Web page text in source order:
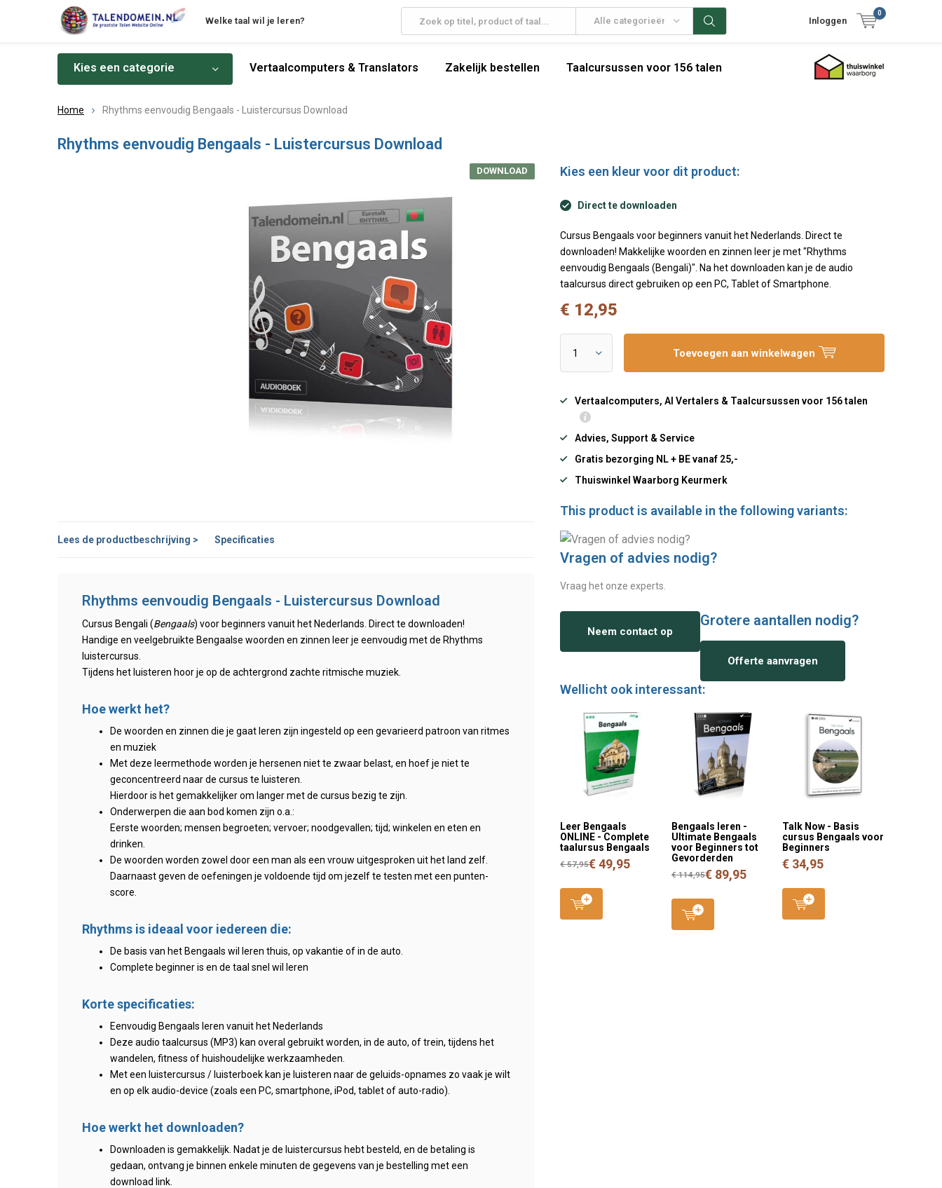
Welke taal wil je leren? Alle categorieën Inloggen
0
Kies een categorie Vertaalcomputers & Translators Zakelijk bestellen Taalcursussen voor 156 talen
Home Rhythms eenvoudig Bengaals - Luistercursus Download
Rhythms eenvoudig Bengaals - Luistercursus Download
DOWNLOAD Kies een kleur voor dit product:
Direct te downloaden
Cursus Bengaals voor beginners vanuit het Nederlands. Direct te
downloaden! Makkelijke woorden en zinnen leer je met "Rhythms
eenvoudig Bengaals (Bengali)". Na het downloaden kan je de audio
taalcursus direct gebruiken op een PC, Tablet of Smartphone.
€ 12,95
Toevoegen aan winkelwagen
Vertaalcomputers, AI Vertalers & Taalcursussen voor 156 talen
Advies, Support & Service
Gratis bezorging NL + BE vanaf 25,-
Thuiswinkel Waarborg Keurmerk
This product is available in the following variants:
Lees de productbeschrijving > Specificaties
Rhythms eenvoudig Bengaals - Luistercursus Download
Cursus Bengali (Bengaals) voor beginners vanuit het Nederlands. Direct te downloaden!
Handige en veelgebruikte Bengaalse woorden en zinnen leer je eenvoudig met de Rhythms
luistercursus.
Tijdens het luisteren hoor je op de achtergrond zachte ritmische muziek.
Hoe werkt het?
De woorden en zinnen die je gaat leren zijn ingesteld op een gevarieerd patroon van ritmes
en muziek
Met deze leermethode worden je hersenen niet te zwaar belast, en hoef je niet te
geconcentreerd naar de cursus te luisteren.
Hierdoor is het gemakkelijker om langer met de cursus bezig te zijn.
Onderwerpen die aan bod komen zijn o.a.:
Eerste woorden; mensen begroeten; vervoer; noodgevallen; tijd; winkelen en eten en
drinken.
De woorden worden zowel door een man als een vrouw uitgesproken uit het land zelf.
Daarnaast geven de oefeningen je voldoende tijd om jezelf te testen met een punten-
score.
Rhythms is ideaal voor iedereen die:
De basis van het Bengaals wil leren thuis, op vakantie of in de auto.
Complete beginner is en de taal snel wil leren
Korte specificaties:
Eenvoudig Bengaals leren vanuit het Nederlands
Deze audio taalcursus (MP3) kan overal gebruikt worden, in de auto, of trein, tijdens het
wandelen, fitness of huishoudelijke werkzaamheden.
Met een luistercursus / luisterboek kan je luisteren naar de geluids-opnames zo vaak je wilt
en op elk audio-device (zoals een PC, smartphone, iPod, tablet of auto-radio).
Hoe werkt het downloaden?
Downloaden is gemakkelijk. Nadat je de luistercursus hebt besteld, en de betaling is
gedaan, ontvang je binnen enkele minuten de gegevens van je bestelling met een
download link.
Vragen of advies nodig?
Vraag het onze experts.
Neem contact op
Grotere aantallen nodig?
Offerte aanvragen
Wellicht ook interessant:
Leer Bengaals
ONLINE - Complete
taalursus Bengaals
€ 57,95€ 49,95
Bengaals leren -
Ultimate Bengaals
voor Beginners tot
Gevorderden
€ 114,95€ 89,95
Talk Now - Basis
cursus Bengaals voor
Beginners
€ 34,95